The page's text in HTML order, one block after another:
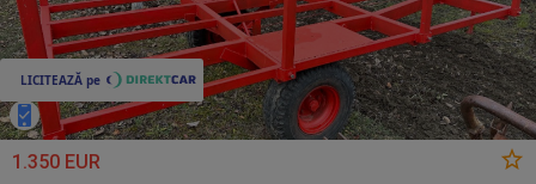
1.350 EUR